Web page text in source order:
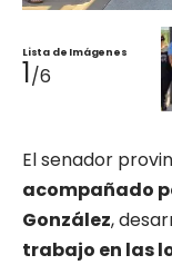
Lista de Imágenes
1/6
El senador
acompañado
González,
trabajo en las